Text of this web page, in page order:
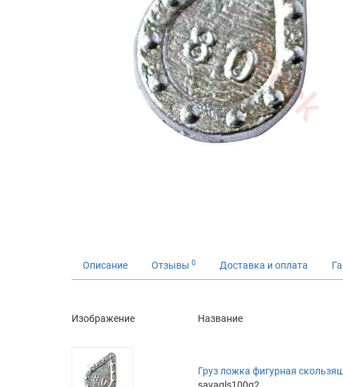
Описание Отзывы 0 Доставка и оплата
Изображение Название
Груз ложка фигурная
savagls100g2